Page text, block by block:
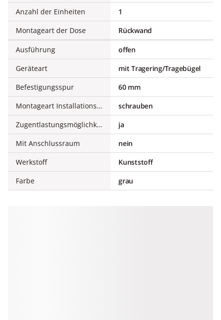
Anzahl der Einheiten
1
Montageart der Dose
Rückwand
Ausführung
offen
Geräteart
mit Tragering/Tragebügel
Befestigungsspur
60 mm
Montageart Installationsgerät
schrauben
Zugentlastungsmöglichkeit
ja
Mit Anschlussraum
nein
Werkstoff
Kunststoff
Farbe
grau